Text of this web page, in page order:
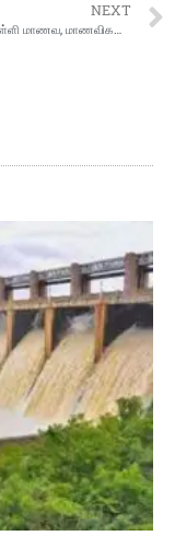
NEXT
சின்னமலை பள்ளி மாணவ, மாணவிகளுக்கு சீருடை வழங்கும் விழா